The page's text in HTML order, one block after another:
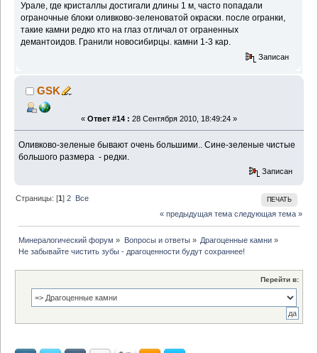
Урале, где кристаллы достигали длины 1 м, часто попадали
ограночные блоки оливково-зеленоватой окраски. после огранки,
такие камни редко кто на глаз отличал от ограненных
демантоидов. Гранили новосибирцы. камни 1-3 кар.
Записан
GSK
« Ответ #14 : 28 Сентября 2010, 18:49:24 »
Оливково-зеленые бывают очень большими.. Сине-зеленые чистые
большого размера - редки.
Записан
ПЕЧАТЬ
Страницы: [1]2
Все
« предыдущая тема следующая тема »
Минералогический форум » Вопросы и ответы» Драгоценные камни»
Не забывайте чистить зубы - драгоценности будут сохраннее!
Перейти в: